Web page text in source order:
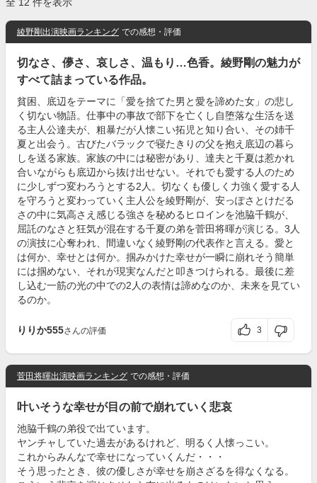
綾野剛出演映画ランキング での感想・評価
切なさ、儚さ、哀しさ、温もり…色香。綾野剛の魅力が
すべて詰まっている作品。
貧困、底辺をテーマに「愛を捨てた男と愛を諦めた女」の悲し
く切ない物語。仕事中の事故で部下を亡くし自堕落な生活を送
る主人公達夫が、粗暴だが人懐こい拓児と知り合い、その姉千
夏と出会う。古びたバラックで寝たきりの父を抱え底辺の暮ら
しを送る家族。家族の中には秘密があり、達夫と千夏は惹かれ
合いながらも底辺から抜け出せない。それでも愛する人のため
に少しずつ変わろうとする2人。切なくも優しく力強く愛する人
を守ろうと変わっていく主人公を綾野剛が、安っぽさとけだる
さの中に気高さえ感じる強さを秘めるヒロインを池脇千鶴が、
屈託のなさと狂気が混在する千夏の弟を菅田将暉が演じる。3人
の演技に心奪われ、間違いなく綾野剛の代表作と言える。愛と
は何か、幸せとは何か。掴みかけた幸せが一瞬に崩れそう簡単
には掴めない、それが現実なんだと叩きつけられる。最後に差
し込む一筋の光の中での2人の表情は諦めなのか、未来を見てい
るのか。
りりか555さんの評価 3
菅田将暉出演映画ランキング での感想・評価
叶いそうな幸せが目の前で崩れていく悲哀
池脇千鶴の弟役で出ています。
ヤンチャしていた過去があるけれど、明るく人懐っこい。
これからみんなで幸せになっていくんだ・・・
そう思ったとき、彼の優しさが幸せを崩さざるを得なくなる。